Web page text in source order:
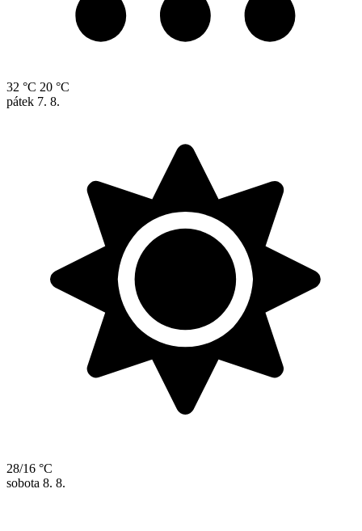
32 °C 20 °C
pátek 7. 8.
28/16 °C
sobota 8. 8.